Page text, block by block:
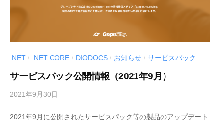
.NET / .NET CORE / DIODOCS / お知らせ / サービスパック
サービスパック公開情報（2021年9月）
2021年9月30日
M
2021年9月に公開されたサービスパック等の製品のアップデート